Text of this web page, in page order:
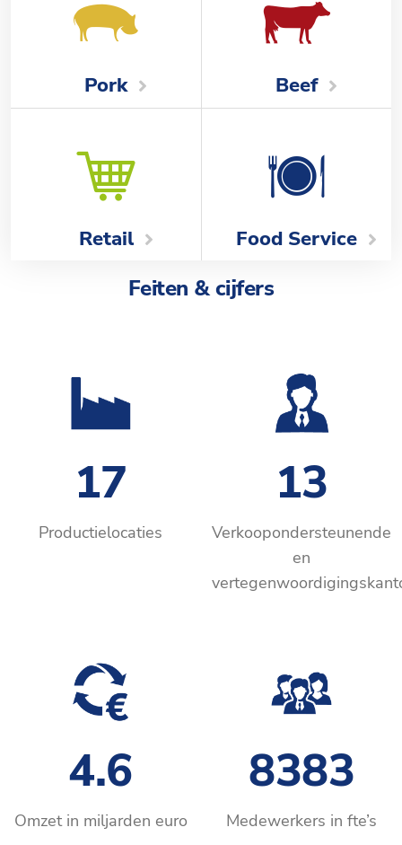
Pork Beef
Retail Food Service
Feiten & cijfers
17
Productielocaties
13
Verkoopondersteunende
en
4.6
Omzet in miljarden euro
8383
Medewerkers in fte’s